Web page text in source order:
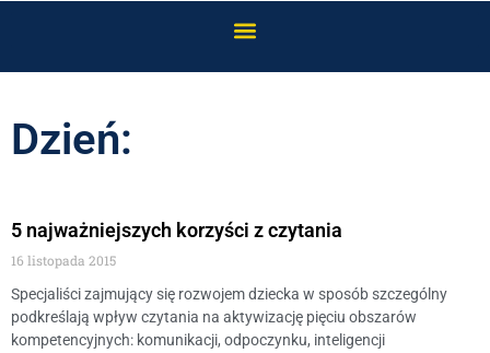
Dzień:
5 najważniejszych korzyści z czytania
16 listopada 2015
Specjaliści zajmujący się rozwojem dziecka w sposób szczególny
podkreślają wpływ czytania na aktywizację pięciu obszarów
kompetencyjnych: komunikacji, odpoczynku, inteligencji